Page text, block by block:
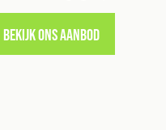
BEKIJK ONS AANBOD